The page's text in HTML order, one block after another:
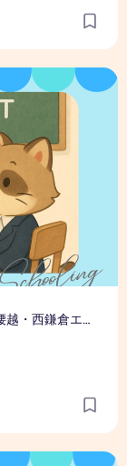
C Schooling 英語教室（七里ヶ浜・腰越・西鎌倉エリア）